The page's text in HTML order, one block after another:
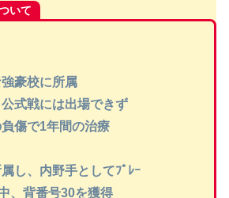
いて
強豪校に所属
公式戦には出場できず
負傷で1年間の治療
し、内野手としてﾌﾟﾚｰ
、背番号30を獲得